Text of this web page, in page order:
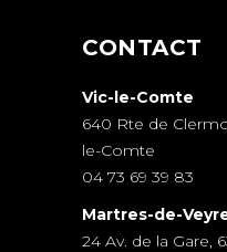
CONTACT
Vic-le-Comte
640 Rte de
le-Comte
04 73 69 39 83
Martres-de-
24 Av. de la Gare,